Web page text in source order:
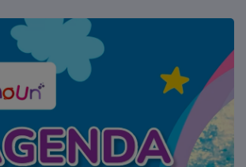
?
Radio